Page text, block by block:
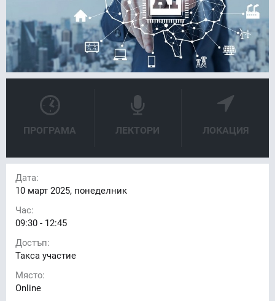
ПРОГРАМА ЛЕКТОРИ ЛОКАЦИЯ
Дата:
10 март 2025, понеделник
Час:
09:30 - 12:45
Достъп:
Такса участие
Място:
Online